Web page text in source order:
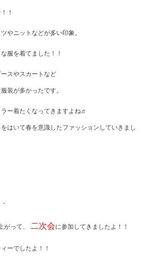
！
やニットなどが多い印象。
服を着てました！！
スやスカートなど
装が多かったです。
ー着たくなってきますよね♬
はいて春を意識したファッションしていきまし
がって、 二次会に参加してきましたよ！！
ーでしたよ！！